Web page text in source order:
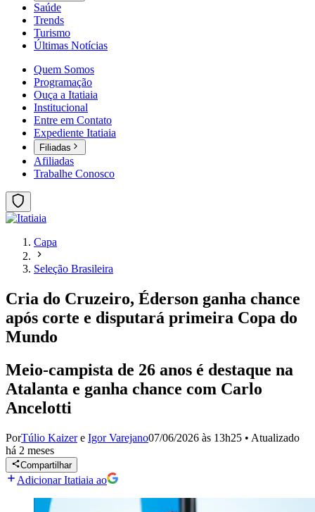
Saúde
Trends
Turismo
Últimas Notícias
Quem Somos
Programação
Ouça a Itatiaia
Institucional
Entre em Contato
Expediente Itatiaia
Filiadas
Afiliadas
Trabalhe Conosco
Capa
Seleção Brasileira
Cria do Cruzeiro, Éderson ganha chance
após corte e disputará primeira Copa do
Mundo
Meio-campista de 26 anos é destaque na
Atalanta e ganha chance com Carlo
Ancelotti
PorTúlio Kaizere Igor Varejano07/06/2026 às 13h25 • Atualizado
há 2 meses
Compartilhar
Adicionar Itatiaia ao